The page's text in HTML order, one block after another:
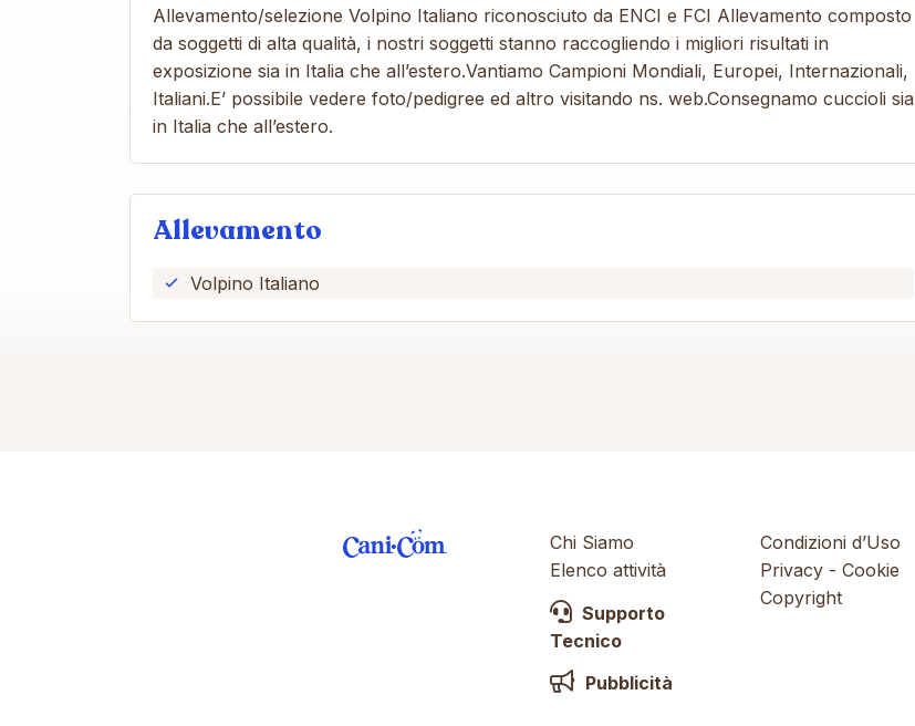
Allevamento/selezione Volpino Italiano riconosciuto da ENCI e FCI Allevamento composto
da soggetti di alta qualità, i nostri soggetti stanno raccogliendo i migliori risultati in
exposizione sia in Italia che all’estero.Vantiamo Campioni Mondiali, Europei, Internazionali,
Italiani.E’ possibile vedere foto/pedigree ed altro visitando ns. web.Consegnamo cuccioli sia
in Italia che all’estero.
Allevamento
Volpino Italiano
Chi Siamo
Elenco attività
Supporto
Tecnico
Pubblicità
Condizioni d’Uso
Privacy - Cookie
Copyright